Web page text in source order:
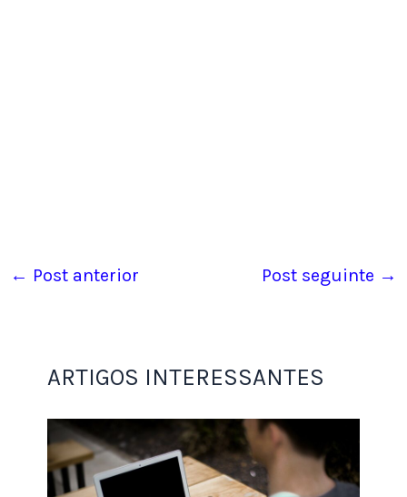
A internet se alimenta de conteúdo. Blogs, sites e
redes sociaisprecisam constantemente de textos
criativos e informativos. Se você gosta de escrever,
← Post anterior Post seguinte →
ARTIGOS INTERESSANTES